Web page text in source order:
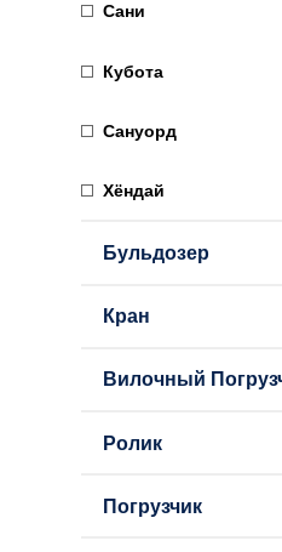
Сани
Кубота
Сануорд
Хёндай
Бульдозер
Кран
Вилочный
Ролик
Погрузчик